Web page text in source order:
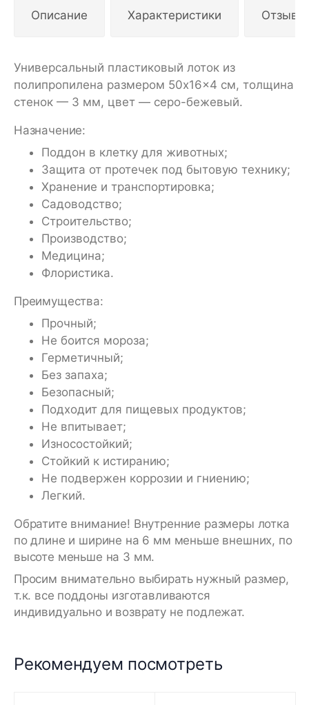
Описание Характеристики
Универсальный пластиковый лоток из
полипропилена размером 50x16x4 см, толщина
стенок — 3 мм, цвет — серо-бежевый.
Назначение:
Поддон в клетку для животных;
Защита от протечек под бытовую технику;
Хранение и транспортировка;
Садоводство;
Строительство;
Производство;
Медицина;
Флористика.
Преимущества:
Прочный;
Не боится мороза;
Герметичный;
Без запаха;
Безопасный;
Подходит для пищевых продуктов;
Не впитывает;
Износостойкий;
Стойкий к истиранию;
Не подвержен коррозии и гниению;
Легкий.
Обратите внимание! Внутренние размеры лотка
по длине и ширине на 6 мм меньше внешних, по
высоте меньше на 3 мм.
Просим внимательно выбирать нужный размер,
т.к. все поддоны изготавливаются
индивидуально и возврату не подлежат.
Рекомендуем посмотреть